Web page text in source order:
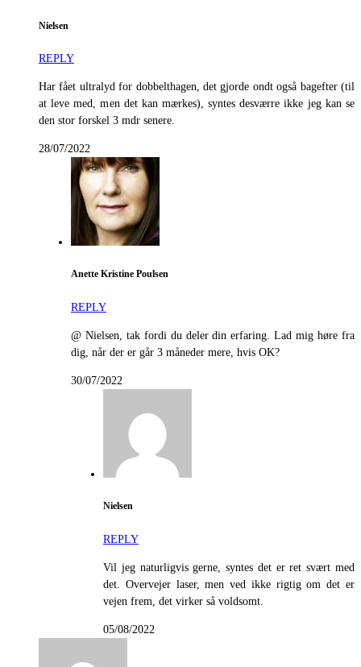
Nielsen
REPLY
Har fået ultralyd for dobbelthagen, det gjorde ondt også bagefter (til
at leve med, men det kan mærkes), syntes desværre ikke jeg kan se
den stor forskel 3 mdr senere.
28/07/2022
Anette Kristine Poulsen
REPLY
@ Nielsen, tak fordi du deler din erfaring. Lad mig høre fra
dig, når der er går 3 måneder mere, hvis OK?
30/07/2022
Nielsen
REPLY
Vil jeg naturligvis gerne, syntes det er ret svært med
det. Overvejer laser, men ved ikke rigtig om det er
vejen frem, det virker så voldsomt.
05/08/2022